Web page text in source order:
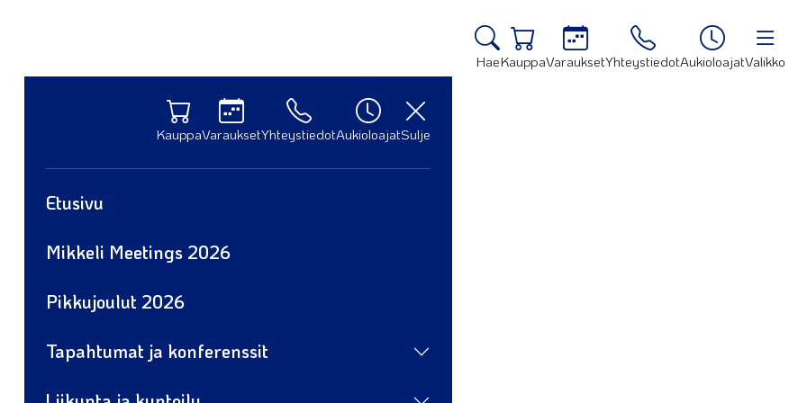
HaeKauppaVarauksetYhteystiedotAukioloajatValikko
KauppaVarauksetYhteystiedotAukioloajatSulje
Etusivu
Mikkeli Meetings 2026
Pikkujoulut 2026
Tapahtumat ja konferenssit